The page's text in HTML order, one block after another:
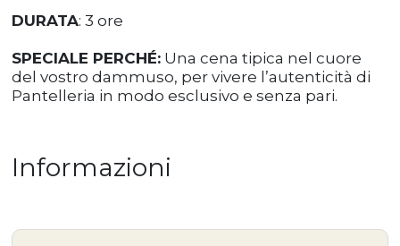
DURATA: 3 ore
SPECIALE PERCHÉ: Una cena tipica nel cuore
del vostro dammuso, per vivere l’autenticità di
Pantelleria in modo esclusivo e senza pari.
Informazioni